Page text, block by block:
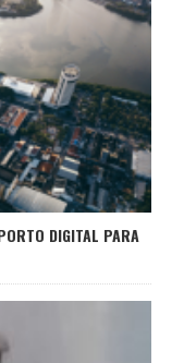
DIGITAL PARA